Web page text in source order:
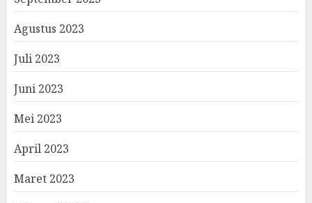
Agustus 2023
Juli 2023
Juni 2023
Mei 2023
April 2023
Maret 2023